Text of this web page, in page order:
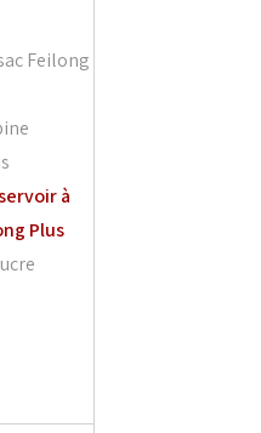
Feilong
à
Plus